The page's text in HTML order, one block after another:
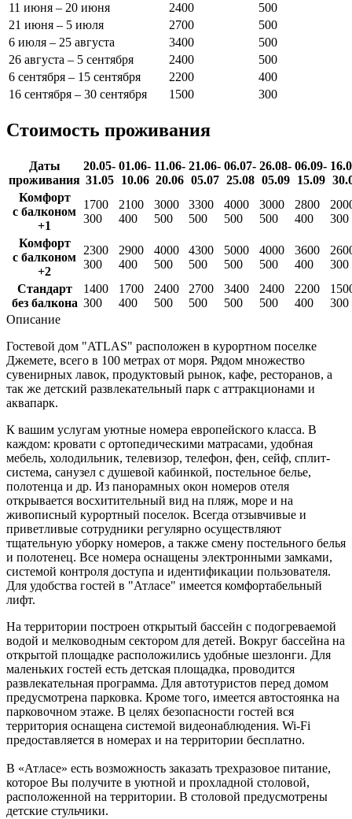
11 июня – 20 июня
2400
500
21 июня – 5 июля
2700
500
6 июля – 25 августа
3400
500
26 августа – 5 сентября
2400
500
6 сентября – 15 сентября
2200
400
16 сентября – 30 сентября
1500 300
Стоимость проживания
Даты
проживания
20.05-
31.05
01.06-
10.06
11.06-
20.06
21.06-
05.07
06.07-
25.08
26.08-
05.09
06.09-
15.09
Комфорт
с балконом
+1
1700
300
2100
400
3000
500
3300
500
4000
500
3000
500
2800
400
300
Комфорт
с балконом
+2
2300
300
2900
400
4000
500
4300
500
5000
500
4000
500
3600
400
300
Стандарт
без балкона
1400
300
1700
400
2400
500
2700
500
3400
500
2400
500
2200
400
300
Описание
Гостевой дом "ATLAS" расположен в курортном поселке
Джемете, всего в 100 метрах от моря. Рядом множество
сувенирных лавок, продуктовый рынок, кафе, ресторанов, а
так же детский развлекательный парк с аттракционами и
аквапарк.
К вашим услугам уютные номера европейского класса. В
каждом: кровати с ортопедическими матрасами, удобная
мебель, холодильник, телевизор, телефон, фен, сейф, сплит-
система, санузел с душевой кабинкой, постельное белье,
полотенца и др. Из панорамных окон номеров отеля
открывается восхитительный вид на пляж, море и на
живописный курортный поселок. Всегда отзывчивые и
приветливые сотрудники регулярно осуществляют
тщательную уборку номеров, а также смену постельного белья
и полотенец. Все номера оснащены электронными замками,
системой контроля доступа и идентификации пользователя.
Для удобства гостей в "Атласе" имеется комфортабельный
лифт.
На территории построен открытый бассейн с подогреваемой
водой и мелководным сектором для детей. Вокруг бассейна на
открытой площадке расположились удобные шезлонги. Для
маленьких гостей есть детская площадка, проводится
развлекательная программа. Для автотуристов перед домом
предусмотрена парковка. Кроме того, имеется автостоянка на
парковочном этаже. В целях безопасности гостей вся
территория оснащена системой видеонаблюдения. Wi-Fi
предоставляется в номерах и на территории бесплатно.
В «Атласе» есть возможность заказать трехразовое питание,
которое Вы получите в уютной и прохладной столовой,
расположенной на территории. В столовой предусмотрены
детские стульчики.